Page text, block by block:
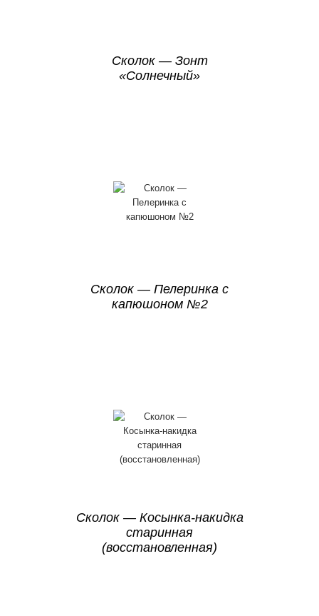
Сколок — Зонт
«Солнечный»
Сколок — Пелеринка с
капюшоном №2
Сколок — Косынка-накидка
старинная
(восстановленная)